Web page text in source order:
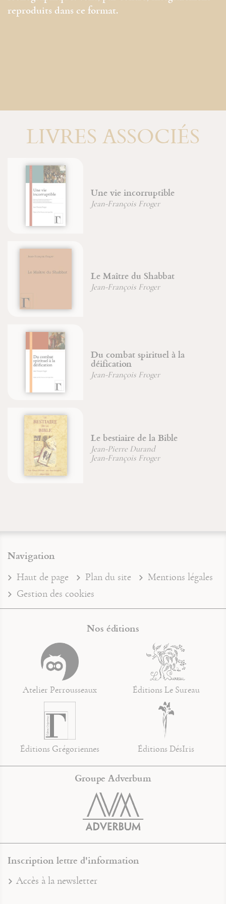
reproduits dans ce format.
LIVRES ASSOCIÉS
vie incorruptible
François Froger
du Shabbat
spirituel à la
François Froger
de la Bible
Pierre Durand
François Froger
Navigation
Haut de page Plan du site
Mentions légales
Gestion des cookies
Nos éditions
Atelier Perrousseaux Éditions Le Sureau
Éditions Grégoriennes Éditions DésIris
Groupe Adverbum
Inscription lettre d'information
Accès à la newsletter